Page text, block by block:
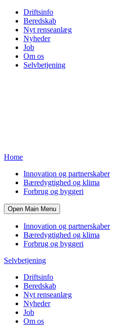
Driftsinfo
Beredskab
Nyt renseanlæg
Nyheder
Job
Om os
Selvbetjening
Home
Innovation og partnerskaber
Bæredygtighed og klima
Forbrug og byggeri
Open Main Menu
Innovation og partnerskaber
Bæredygtighed og klima
Forbrug og byggeri
Selvbetjening
Driftsinfo
Beredskab
Nyt renseanlæg
Nyheder
Job
Om os